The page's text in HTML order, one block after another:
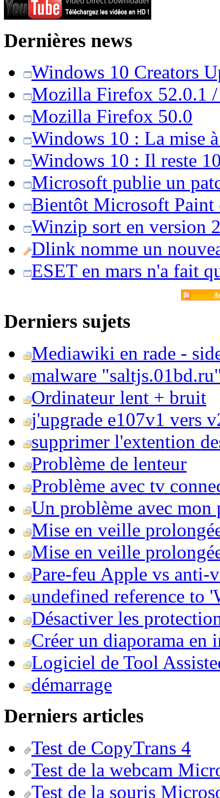
Dernières news
Windows 10 Creators
Mozilla Firefox 52.0.1
Mozilla Firefox 50.0
Windows 10 : La mise
Windows 10 : Il reste
Microsoft publie un
Bientôt Microsoft Paint
Winzip sort en version
Dlink nomme un
ESET en mars n'a fait
Derniers sujets
Mediawiki en rade -
malware
Ordinateur lent + bruit
j'upgrade e107v1 vers
supprimer l'extention
Problème de lenteur
Problème avec tv
Un problème avec mon
Mise en veille
Mise en veille
Pare-feu Apple vs anti-
undefined reference to
Désactiver les
Créer un diaporama en
Logiciel de Tool
démarrage
Derniers articles
Test de CopyTrans 4
Test de la webcam
Test de la souris